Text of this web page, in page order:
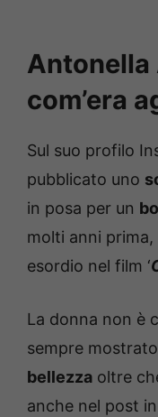
com’era
Sul suo profilo
pubblicato uno
in posa per un
molti anni prima,
esordio nel film ‘
La donna non è
sempre
bellezza oltre
anche nel post